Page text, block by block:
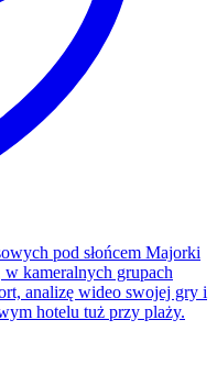
pod słońcem Majorki
kameralnych grupach
analizę wideo swojej gry i
hotelu tuż przy plaży.